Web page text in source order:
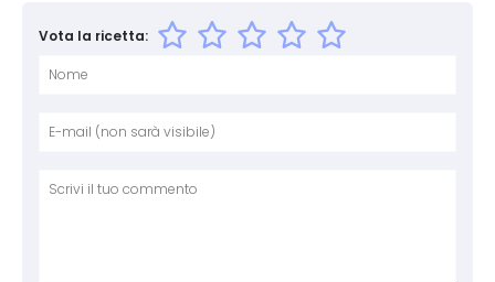
Vota la ricetta: